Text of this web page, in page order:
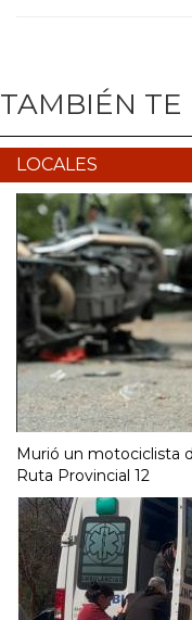
TAMBIÉN TE
LOCALES
Murió un motociclista
Ruta Provincial 12